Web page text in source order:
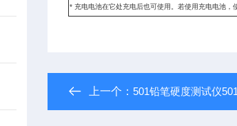
* 充电电池在它处充电后也可使用。若使用充电电池，
上一个：501铅笔硬度测试仪501铅笔硬度计│易